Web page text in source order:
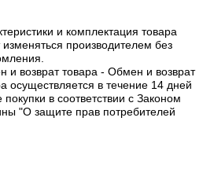
и комплектация товара
изменяться производителем без
и возврат товара - Обмен и возврат
осуществляется в течение 14 дней
покупки в соответствии с Законом
"О защите прав потребителей